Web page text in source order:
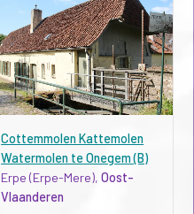
Cottemmolen Kattemolen
Watermolen te Onegem (B)
Erpe (Erpe-Mere),Oost-
Vlaanderen